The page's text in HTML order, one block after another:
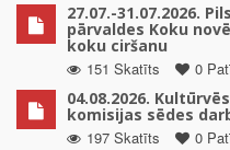
27.07.-31.07.2026.
pārvaldes Koku
koku ciršanu
151 Skatīts
0
04.08.2026.
komisijas sēdes
197 Skatīts
0